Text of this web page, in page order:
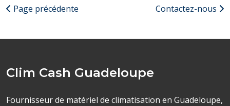
Page précédente Contactez-nous
Clim Cash Guadeloupe
Fournisseur de matériel de climatisation en Guadeloupe,